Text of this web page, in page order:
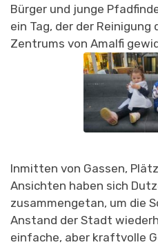
Bürger und junge
ein Tag, der der
Zentrums von Amalfi
Inmitten von Gassen,
Ansichten haben sich
zusammengetan, um die
Anstand der Stadt
einfache, aber kraftvolle